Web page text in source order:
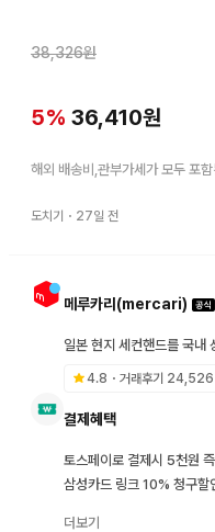
38,326원
5% 36,410원
해외 배송비,관부가세가 모두 포
도치기 ・ 27일 전
메루카리(mercari)
일본 현지 세컨핸드를 국내
4.8 ・거래후기 24,526
결제혜택
토스페이로 결제시 5천원
삼성카드 링크 10% 청구할
더보기